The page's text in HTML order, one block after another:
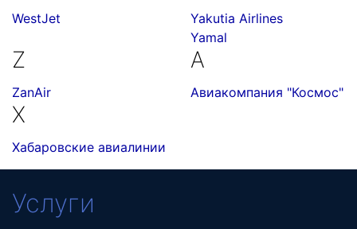
WestJet
Yakutia Airlines
Yamal
Z
ZanAir
А
Авиакомпания "Космос"
Х
Хабаровские авиалинии
Услуги